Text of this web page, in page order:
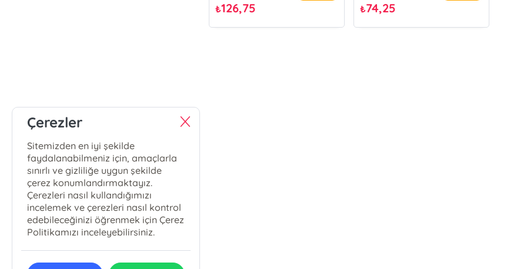
₺126,75 ₺74,25
Çerezler
Sitemizden en iyi şekilde
faydalanabilmeniz için, amaçlarla
sınırlı ve gizliliğe uygun şekilde
çerez konumlandırmaktayız.
Çerezleri nasıl kullandığımızı
incelemek ve çerezleri nasıl kontrol
edebileceğinizi öğrenmek için Çerez
Politikamızı inceleyebilirsiniz.